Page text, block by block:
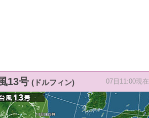
13号 (ドルフィン) 07日11:00現在